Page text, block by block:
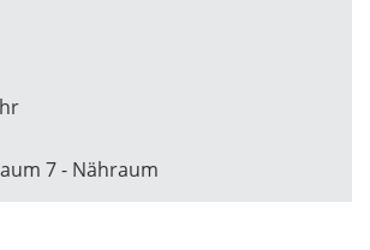
7 - Nähraum